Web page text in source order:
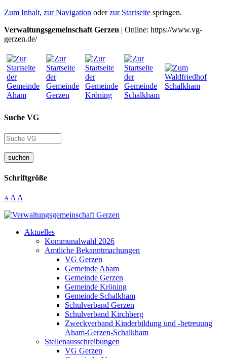
Zum Inhalt, zur Navigation oderzur Startseite springen.
Verwaltungsgemeinschaft Gerzen | Online: https://www.vg-
gerzen.de/
Suche VG
suchen
Schriftgröße
A A A
Aktuelles
Kommunalwahl 2026
Amtliche Bekanntmachungen
VG Gerzen
Gemeinde Aham
Gemeinde Gerzen
Gemeinde Kröning
Gemeinde Schalkham
Schulverband Gerzen
Schulverband Kirchberg
Zweckverband Kinderbildung und -betreuung
Aham-Gerzen-Schalkham
Stellenausschreibungen
VG Gerzen